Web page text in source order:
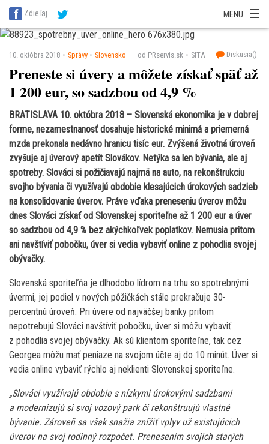
SITA Energetika
SITA Potravinárstvo
Zdieľaj MENU
10. októbra 2018 Správy Slovensko od PRservis.sk SITA Diskusia()
Preneste si úvery a môžete získať späť až
1 200 eur, so sadzbou od 4,9 %
BRATISLAVA 10. októbra 2018 – Slovenská ekonomika je v dobrej
forme, nezamestnanosť dosahuje historické minimá a priemerná
mzda prekonala nedávno hranicu tisíc eur. Zvýšená životná úroveň
zvyšuje aj úverový apetít Slovákov. Netýka sa len bývania, ale aj
spotreby. Slováci si požičiavajú najmä na auto, na rekonštrukciu
svojho bývania či využívajú obdobie klesajúcich úrokových sadzieb
na konsolidovanie úverov. Práve vďaka preneseniu úverov môžu
dnes Slováci získať od Slovenskej sporiteľne až 1 200 eur a úver
so sadzbou od 4,9 % bez akýchkoľvek poplatkov. Nemusia pritom
ani navštíviť pobočku, úver si vedia vybaviť online z pohodlia svojej
obývačky.
Slovenská sporiteľňa je dlhodobo lídrom na trhu so spotrebnými
úvermi, jej podiel v nových pôžičkách stále prekračuje 30-
percentnú úroveň. Pri úvere od najväčšej banky pritom
nepotrebujú Slováci navštíviť pobočku, úver si môžu vybaviť
z pohodlia svojej obývačky. Ak sú klientom sporiteľne, tak cez
Georgea môžu mať peniaze na svojom účte aj do 10 minút. Úver si
vedia online vybaviť rýchlo aj neklienti Slovenskej sporiteľne.
„Slováci využívajú obdobie s nízkymi úrokovými sadzbami
a modernizujú si svoj vozový park či rekonštruujú vlastné
bývanie. Zároveň sa však snažia znížiť vplyv už existujúcich
úverov na svoj rodinný rozpočet. Prenesením svojich starých